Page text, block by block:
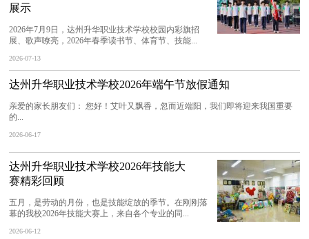
展示
2026年7月9日，达州升华职业技术学校校园内彩旗招
展、歌声嘹亮，2026年春季读书节、体育节、技能...
2026-07-13
达州升华职业技术学校2026年端午节放假通知
亲爱的家长朋友们： 您好！艾叶又飘香，忽而近端阳，我们即将迎来我国重要
的...
2026-06-17
达州升华职业技术学校2026年技能大
赛精彩回顾
五月，是劳动的月份，也是技能绽放的季节。在刚刚落
幕的我校2026年技能大赛上，来自各个专业的同...
2026-06-12